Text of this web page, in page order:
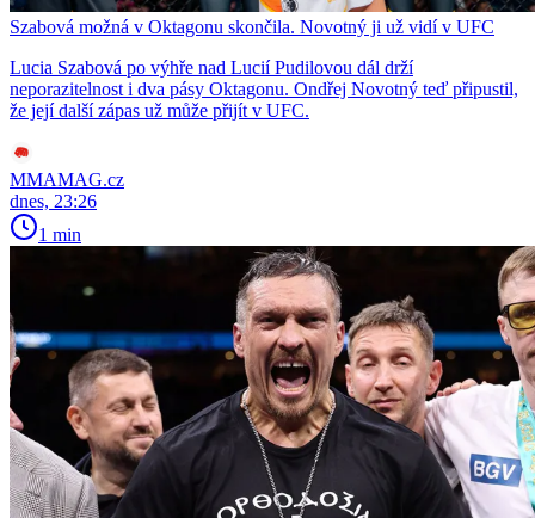
Szabová možná v Oktagonu skončila. Novotný ji už vidí v UFC
Lucia Szabová po výhře nad Lucií Pudilovou dál drží
neporazitelnost i dva pásy Oktagonu. Ondřej Novotný teď připustil,
že její další zápas už může přijít v UFC.
MMAMAG.cz
dnes, 23:26
1 min